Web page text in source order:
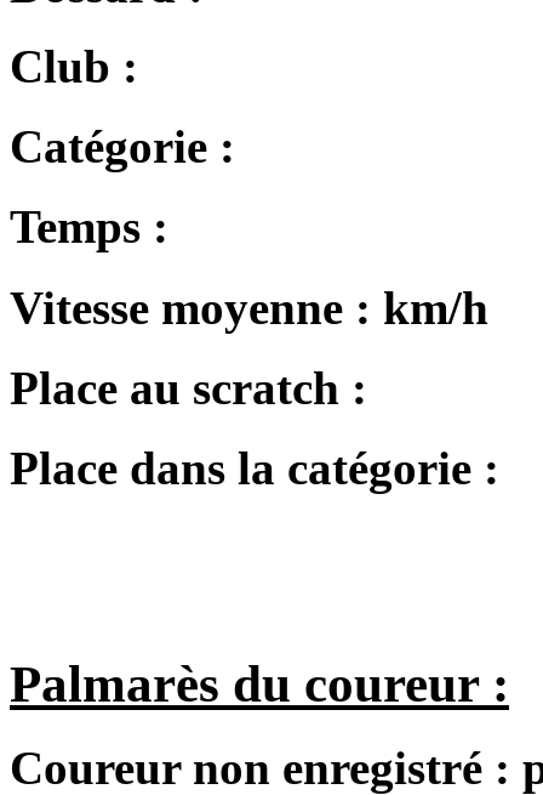
Club :
Catégorie :
Temps :
Vitesse moyenne : km/h
Place au scratch :
Place dans la catégorie :
Palmarès du coureur :
Coureur non enregistré :